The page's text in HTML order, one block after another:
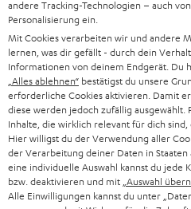
BARRIEREFREIHEIT
Impressum AGB
Vertrag widerrufen
andere Tracking-Technologien – auch
Personalisierung ein.
Mit Cookies verarbeiten wir und andere
lernen, was dir gefällt - durch dein
Informationen von deinem Endgerät. Du
„Alles ablehnen“ bestätigst du unsere
erforderliche Cookies aktivieren. Damit
diese werden jedoch zufällig ausgewählt.
Inhalte, die wirklich relevant für dich
Hier willigst du der Verwendung aller
der Verarbeitung deiner Daten in Staaten
eine individuelle Auswahl kannst du jede
bzw. deaktivieren und mit „Auswahl
Alle Einwilligungen kannst du unter